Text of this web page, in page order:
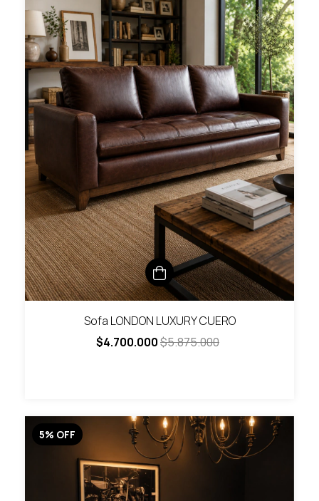
Sofa LONDON LUXURY CUERO
$4.700.000$5.875.000
5% OFF